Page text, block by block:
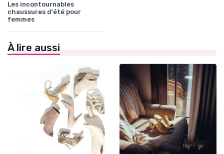
Les incontournables
chaussures d'été pour
femmes
À lire aussi